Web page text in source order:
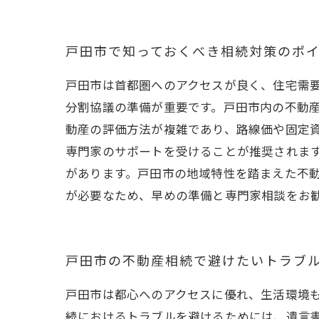
戸田市で知っておくべき相続対策のポ
戸田市は首都圏へのアクセスが良く、住宅需
分割協議の準備が重要です。戸田市内の不動
動産の評価方法が複雑であり、路線価や固定
専門家のサポートを受けることが推奨されま
があります。戸田市の地域特性を踏まえた不
が必要なため、早めの準備と専門家相談をお
戸田市の不動産相続で避けたいトラブ
戸田市は都心へのアクセスに優れ、生活環境